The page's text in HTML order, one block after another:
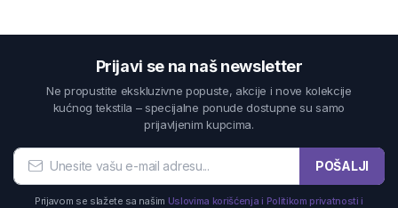
Prijavi se na naš newsletter
Ne propustite ekskluzivne popuste, akcije i nove kolekcije
kućnog tekstila – specijalne ponude dostupne su samo
prijavljenim kupcima.
POŠALJI
Prijavom se slažete sa našim Uslovima korišćenja i Politikom privatnosti i